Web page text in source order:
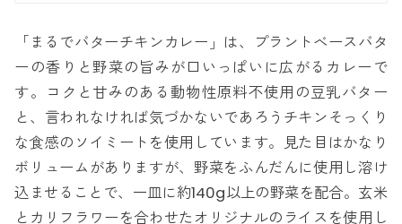
「まるでバターチキンカレー」は、プラントベースバタ
ーの香りと野菜の旨みが口いっぱいに広がるカレーで
す。コクと甘みのある動物性原料不使用の豆乳バター
と、言われなければ気づかないであろうチキンそっくり
な食感のソイミートを使用しています。見た目はかなり
ボリュームがありますが、野菜をふんだんに使用し溶け
込ませることで、一皿に約140g以上の野菜を配合。玄米
とカリフラワーを合わせたオリジナルのライスを使用し